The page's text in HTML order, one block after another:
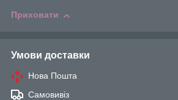
Приховати
Умови доставки
Нова Пошта
Самовивіз